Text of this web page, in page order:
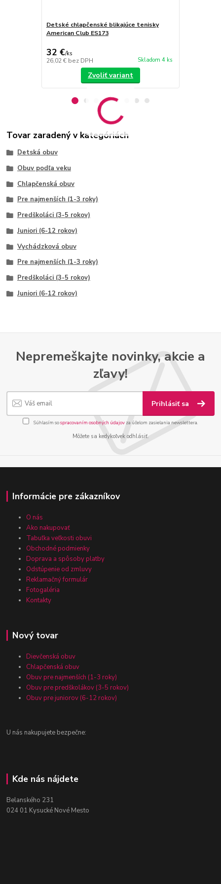
Detské chlapčenské blikajúce tenisky
American Club ES173
32 €/ks
26,02 € bez DPH Skladom 4 ks
Zvoliť variant
Tovar zaradený v kategóriách
Detská obuv
Obuv podľa veku
Chlapčenská obuv
Pre najmenších (1-3 roky)
Predškoláci (3-5 rokov)
Juniori (6-12 rokov)
Vychádzková obuv
Pre najmenších (1-3 roky)
Predškoláci (3-5 rokov)
Juniori (6-12 rokov)
Nepremeškajte novinky, akcie a
zľavy!
Prihlásiť sa
Súhlasím sospracovaním osobných údajov za účelom zasielania newslettera.
Môžete sa kedykoľvek odhlásiť.
Informácie pre zákazníkov
O nás
Ako nakupovať
Tabuľka veľkosti obuvi
Obchodné podmienky
Doprava a spôsoby platby
Odstúpenie od zmluvy
Reklamačný formulár
Fotogaléria
Kontakty
Nový tovar
Dievčenská obuv
Chlapčenská obuv
Obuv pre najmenších (1-3 roky)
Obuv pre predškolákov (3-5 rokov)
Obuv pre juniorov (6-12 rokov)
U nás nakupujete bezpečne:
Kde nás nájdete
Belanského 231
024 01 Kysucké Nové Mesto